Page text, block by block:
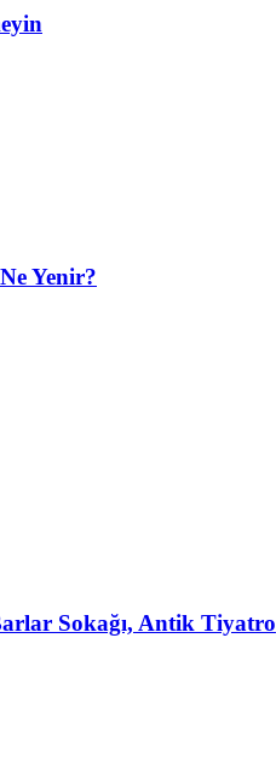
Yenir?
Sokağı, Antik Tiyatro